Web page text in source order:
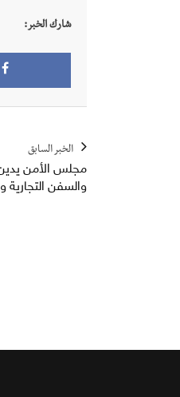
شارك الخبر:
الخبر السابق
مجلس الأمن
والسفن